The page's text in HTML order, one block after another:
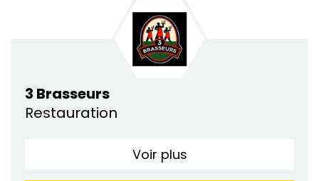
3 Brasseurs
Restauration
Voir plus